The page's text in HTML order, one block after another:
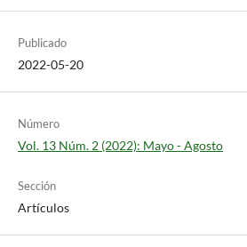
Publicado
2022-05-20
Número
Vol. 13 Núm. 2 (2022): Mayo - Agosto
Sección
Artículos